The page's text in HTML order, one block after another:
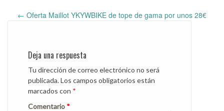
Post
← Oferta Maillot YKYWBIKE de tope de gama por unos 28€
Deja una respuesta
Tu dirección de correo electrónico no será
publicada.Los campos obligatorios están
marcados con *
Comentario *